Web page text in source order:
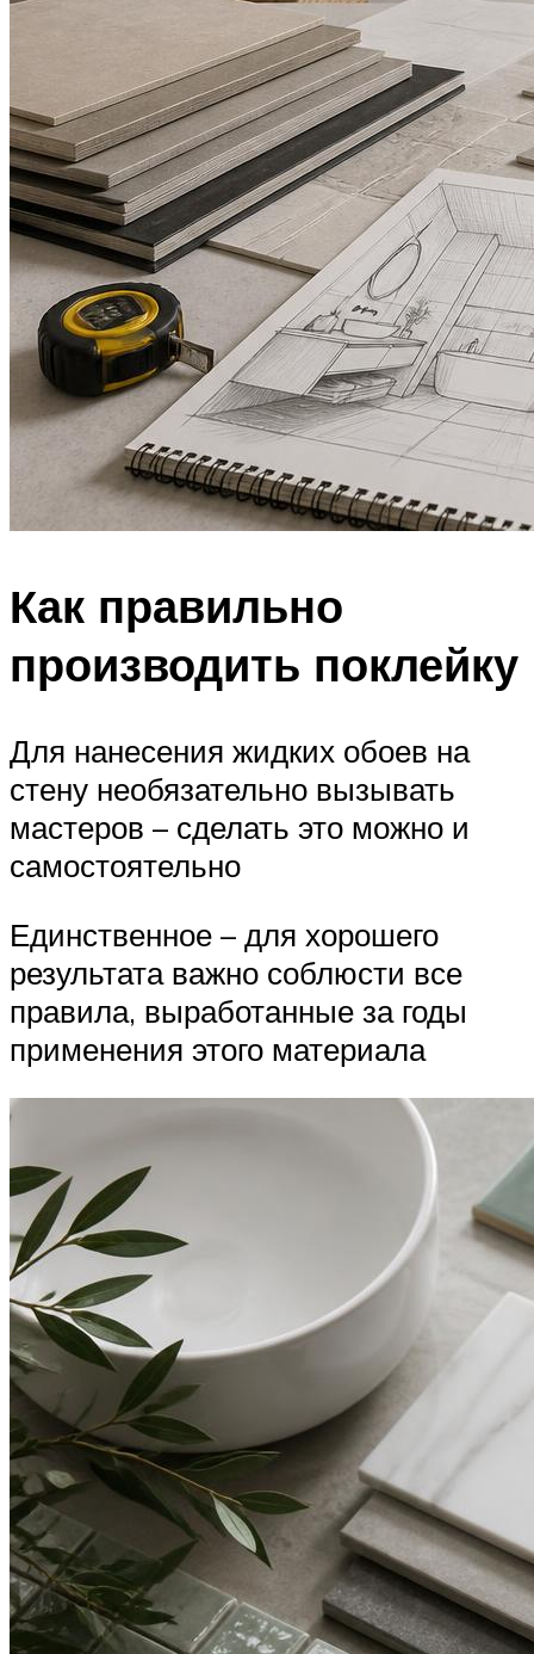
Как правильно
производить поклейку
Для нанесения жидких обоев на
стену необязательно вызывать
мастеров – сделать это можно и
самостоятельно
Единственное – для хорошего
результата важно соблюсти все
правила, выработанные за годы
применения этого материала